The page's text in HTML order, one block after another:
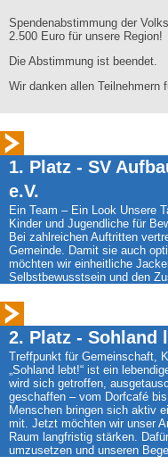
Spendenabstimmung der
2.500 Euro für unsere Region!
Die Abstimmung ist beendet.
Wir danken allen Teilnehmern
1. Platz - SV
e.V.
Ein Team – Ein Look Unsere
Kinder und Jugendliche für
Bei zahlreichen Auftritten
Gemeinde. Damit sie auch
möchten wir einheitliche
Selbstbewusstsein und den
2. Platz - Sohland
Treffpunkt für Gemeinschaft,
„Sohland lebt!“ ist ein
wird sich getroffen,
geschaffen – vom Dorfcafé
Menschen bringen sich aktiv
mit. Jetzt möchten wir unser
Raum langfristig stärken.
umzusetzen und unseren